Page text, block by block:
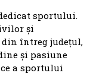
sportului.
și
întreg județul,
și pasiune
a sportului